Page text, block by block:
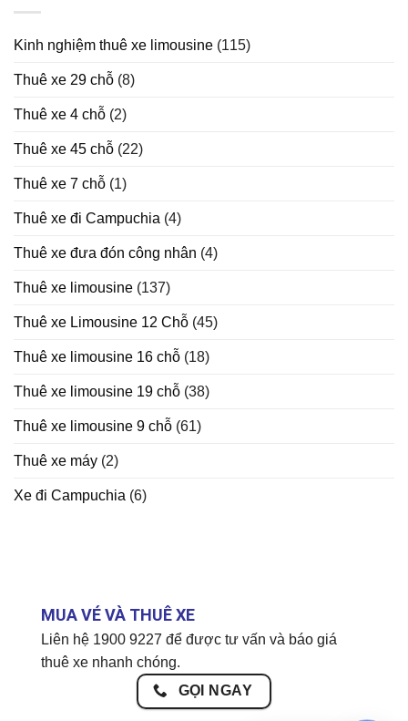
Limousine
Kinh nghiệm thuê xe limousine (115)
Thuê xe 29 chỗ (8)
Thuê xe 4 chỗ (2)
Thuê xe 45 chỗ (22)
Thuê xe 7 chỗ (1)
Thuê xe đi Campuchia (4)
Thuê xe đưa đón công nhân (4)
Thuê xe limousine (137)
Thuê xe Limousine 12 Chỗ (45)
Thuê xe limousine 16 chỗ (18)
Thuê xe limousine 19 chỗ (38)
Thuê xe limousine 9 chỗ (61)
Thuê xe máy (2)
Xe đi Campuchia (6)
MUA VÉ VÀ THUÊ XE
Liên hệ 1900 9227 để được tư vấn và báo giá
thuê xe nhanh chóng.
GỌI NGAY